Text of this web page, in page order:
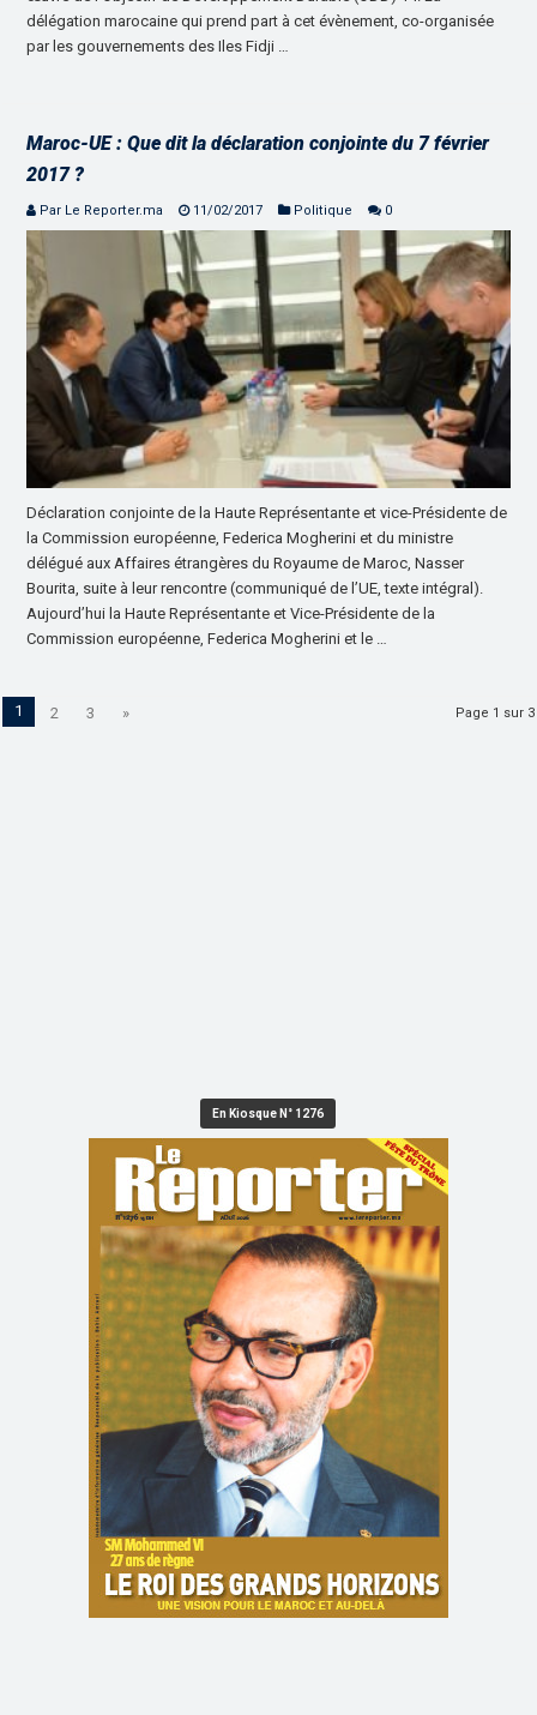
délégation marocaine qui prend part à cet évènement, co-organisée
par les gouvernements des Iles Fidji …
Maroc-UE : Que dit la déclaration conjointe du 7 février
2017 ?
Par Le Reporter.ma 11/02/2017 Politique 0
Déclaration conjointe de la Haute Représentante et vice-Présidente de
la Commission européenne, Federica Mogherini et du ministre
délégué aux Affaires étrangères du Royaume de Maroc, Nasser
Bourita, suite à leur rencontre (communiqué de l’UE, texte intégral).
Aujourd’hui la Haute Représentante et Vice-Présidente de la
Commission européenne, Federica Mogherini et le …
Page 1 sur 3
1 2 3 »
En Kiosque N° 1276